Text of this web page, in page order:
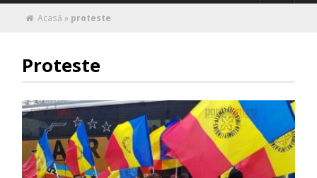
Acasă » proteste
Proteste